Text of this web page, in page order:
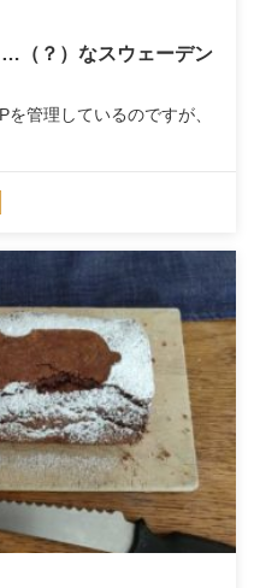
…（？）なスウェーデン
管理しているのですが、